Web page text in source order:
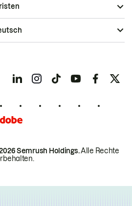
Semrush Holdings.Alle Rechte